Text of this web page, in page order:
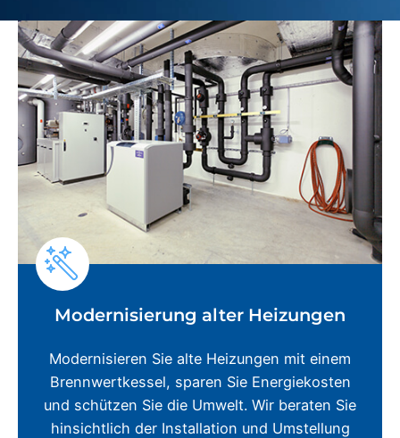
Modernisierung alter Heizungen
Modernisieren Sie alte Heizungen mit einem
Brennwertkessel, sparen Sie Energiekosten
und schützen Sie die Umwelt. Wir beraten Sie
hinsichtlich der Installation und Umstellung